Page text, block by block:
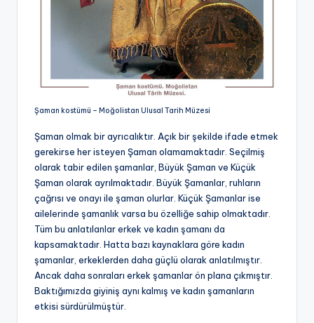
Şaman kostümü – Moğolistan Ulusal Tarih Müzesi
Şaman olmak bir ayrıcalıktır. Açık bir şekilde ifade etmek
gerekirse her isteyen Şaman olamamaktadır. Seçilmiş
olarak tabir edilen şamanlar, Büyük Şaman ve Küçük
Şaman olarak ayrılmaktadır. Büyük Şamanlar, ruhların
çağrısı ve onayı ile şaman olurlar. Küçük Şamanlar ise
ailelerinde şamanlık varsa bu özelliğe sahip olmaktadır.
Tüm bu anlatılanlar erkek ve kadın şamanı da
kapsamaktadır. Hatta bazı kaynaklara göre kadın
şamanlar, erkeklerden daha güçlü olarak anlatılmıştır.
Ancak daha sonraları erkek şamanlar ön plana çıkmıştır.
Baktığımızda giyiniş aynı kalmış ve kadın şamanların
etkisi sürdürülmüştür.